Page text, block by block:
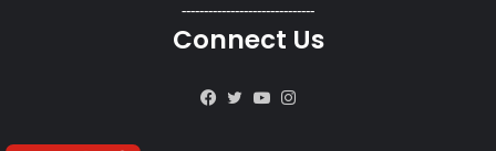
------------------------------
Connect Us
Facebook
TwitterYouTube